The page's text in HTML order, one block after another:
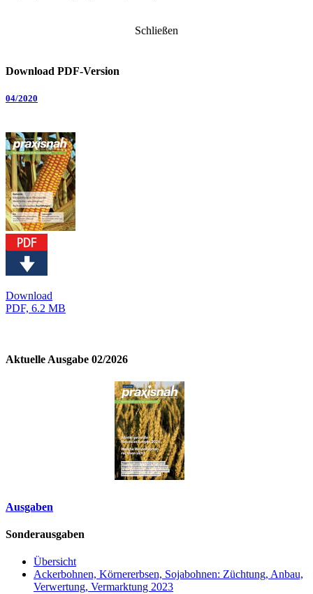
Schließen
Download PDF-Version
04/2020
Download
PDF, 6.2 MB
Aktuelle Ausgabe 02/2026
Ausgaben
Sonderausgaben
Übersicht
Ackerbohnen, Körnererbsen, Sojabohnen: Züchtung, Anbau,
Verwertung, Vermarktung 2023